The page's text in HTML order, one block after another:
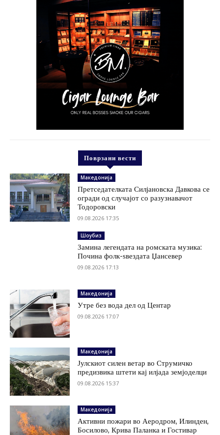
Поврзани вести
Македонија
Претседателката Силјановска Давкова се
огради од случајот со разузнавачот
Тодоровски
09.08.2026 17:35
Шоубиз
Замина легендата на ромската музика:
Почина фолк-ѕвездата Џансевер
09.08.2026 17:13
Македонија
Утре без вода дел од Центар
09.08.2026 17:07
Македонија
Јулскиот силен ветар во Струмичко
предизвика штети кај илјада земјоделци
09.08.2026 15:37
Македонија
Активни пожари во Аеродром, Илинден,
Босилово, Крива Паланка и Гостивар